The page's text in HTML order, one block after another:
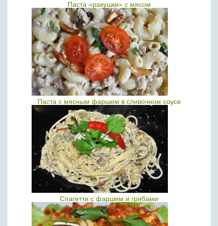
Паста «ракушки» с мясом
Паста с мясным фаршем в сливочном соусе
Спагетти с фаршем и грибами